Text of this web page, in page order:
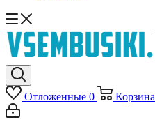
Отложенные 0 Корзина